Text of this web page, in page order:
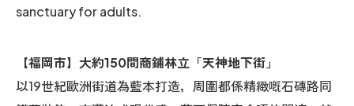
sanctuary for adults.
【福岡市】大約150間商鋪林立「天神地下街」
以19世紀歐洲街道為藍本打造，周圍都係精緻嘅石磚路同